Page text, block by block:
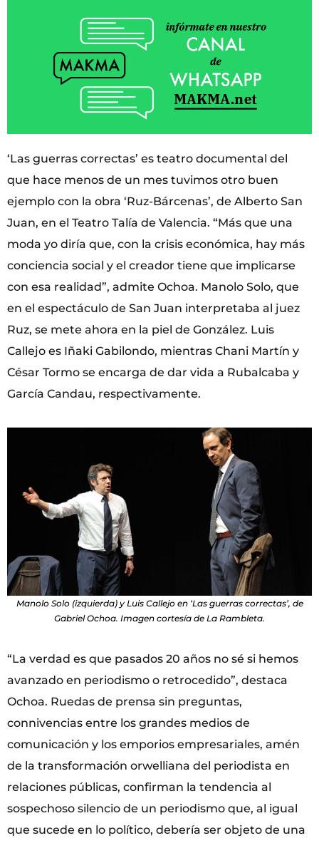
‘Las guerras correctas’ es teatro documental del
que hace menos de un mes tuvimos otro buen
ejemplo con la obra ‘Ruz-Bárcenas’, de Alberto San
Juan, en el Teatro Talía de Valencia. “Más que una
moda yo diría que, con la crisis económica, hay más
conciencia social y el creador tiene que implicarse
con esa realidad”, admite Ochoa. Manolo Solo, que
en el espectáculo de San Juan interpretaba al juez
Ruz, se mete ahora en la piel de González. Luis
Callejo es Iñaki Gabilondo, mientras Chani Martín y
César Tormo se encarga de dar vida a Rubalcaba y
García Candau, respectivamente.
Manolo Solo (izquierda) y Luis Callejo en ‘Las guerras correctas’, de
Gabriel Ochoa. Imagen cortesía de La Rambleta.
“La verdad es que pasados 20 años no sé si hemos
avanzado en periodismo o retrocedido”, destaca
Ochoa. Ruedas de prensa sin preguntas,
connivencias entre los grandes medios de
comunicación y los emporios empresariales, amén
de la transformación orwelliana del periodista en
relaciones públicas, confirman la tendencia al
sospechoso silencio de un periodismo que, al igual
que sucede en lo político, debería ser objeto de una